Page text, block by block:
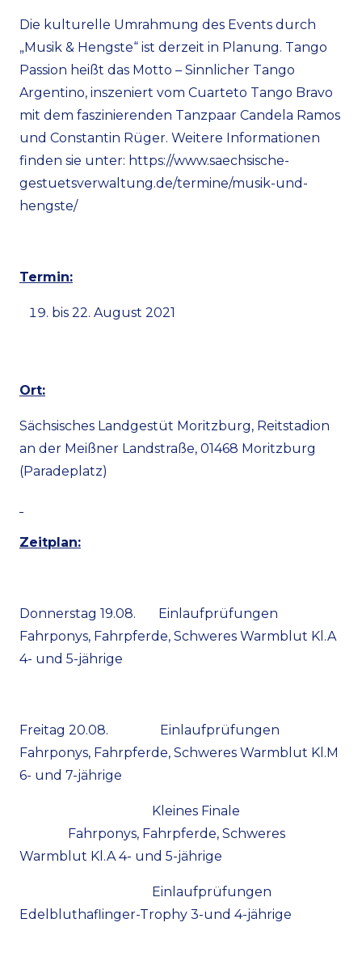
Die kulturelle Umrahmung des Events durch
„Musik & Hengste“ ist derzeit in Planung. Tango
Passion heißt das Motto – Sinnlicher Tango
Argentino, inszeniert vom Cuarteto Tango Bravo
mit dem faszinierenden Tanzpaar Candela Ramos
und Constantin Rüger. Weitere Informationen
finden sie unter: https://www.saechsische-
gestuetsverwaltung.de/termine/musik-und-
hengste/
Termin:
bis 22. August 2021
Ort:
Sächsisches Landgestüt Moritzburg, Reitstadion
an der Meißner Landstraße, 01468 Moritzburg
(Paradeplatz)
Zeitplan:
Donnerstag 19.08. Einlaufprüfungen
Fahrponys, Fahrpferde, Schweres Warmblut Kl.A
4- und 5-jährige
Freitag 20.08. Einlaufprüfungen
Fahrponys, Fahrpferde, Schweres Warmblut Kl.M
6- und 7-jährige
Kleines Finale
Fahrponys, Fahrpferde, Schweres
Warmblut Kl.A 4- und 5-jährige
Einlaufprüfungen
Edelbluthaflinger-Trophy 3-und 4-jährige